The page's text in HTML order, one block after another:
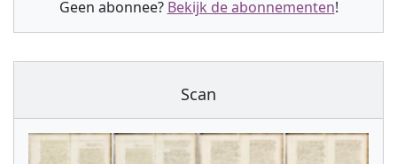
Geen abonnee? Bekijk de abonnementen!
Scan